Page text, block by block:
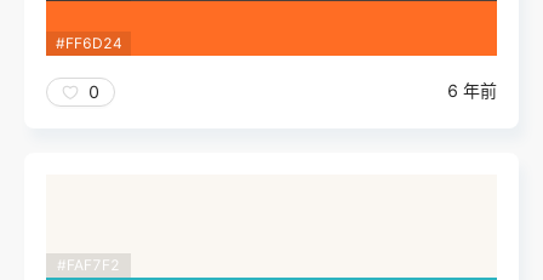
#FF6D24
0 6 年前
#FAF7F2